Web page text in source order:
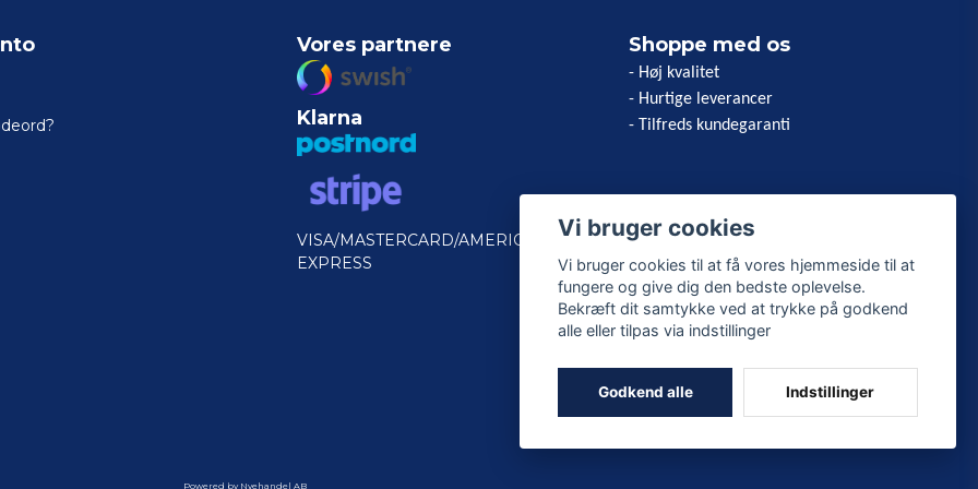
Vores partnere
Klarna
VISA/MASTERCARD/AMERICAN
EXPRESS
Shoppe med os
- Høj kvalitet
- Hurtige leverancer
- Tilfreds kundegaranti
Powered by Nyehandel AB
Vi bruger cookies
Vi bruger cookies til at få vores hjemmeside til at
fungere og give dig den bedste oplevelse.
Bekræft dit samtykke ved at trykke på godkend
alle eller tilpas via indstillinger
Godkend alle Indstillinger